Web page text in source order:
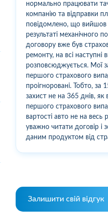
нормально працювати
компанію та відправки
повідомлено, що вийшов
результаті механічного
договору вже був
ремонту, на всі наступні
розповсюджується. Мої
першого страхового
проігноровані. Тобто, за
захист не на 365 днів, як
першого страхового
вартості авто не на
уважно читати договір і
даним продуктом від
Залишити свій відгук